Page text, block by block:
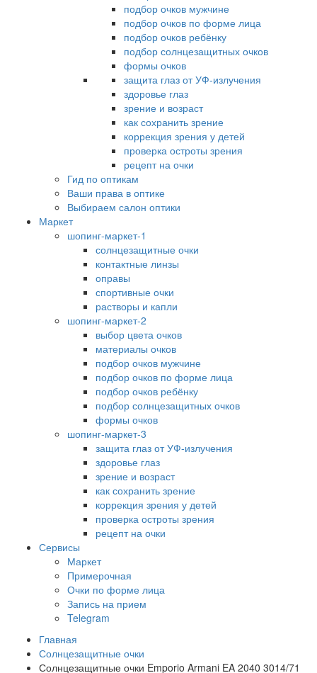
подбор очков мужчине
подбор очков по форме лица
подбор очков ребёнку
подбор солнцезащитных очков
формы очков
защита глаз от УФ-излучения
здоровье глаз
зрение и возраст
как сохранить зрение
коррекция зрения у детей
проверка остроты зрения
рецепт на очки
Гид по оптикам
Ваши права в оптике
Выбираем салон оптики
Маркет
шопинг-маркет-1
солнцезащитные очки
контактные линзы
оправы
спортивные очки
растворы и капли
шопинг-маркет-2
выбор цвета очков
материалы очков
подбор очков мужчине
подбор очков по форме лица
подбор очков ребёнку
подбор солнцезащитных очков
формы очков
шопинг-маркет-3
защита глаз от УФ-излучения
здоровье глаз
зрение и возраст
как сохранить зрение
коррекция зрения у детей
проверка остроты зрения
рецепт на очки
Сервисы
Маркет
Примерочная
Очки по форме лица
Запись на прием
Telegram
Главная
Солнцезащитные очки
Солнцезащитные очки Emporio Armani EA 2040 3014/71